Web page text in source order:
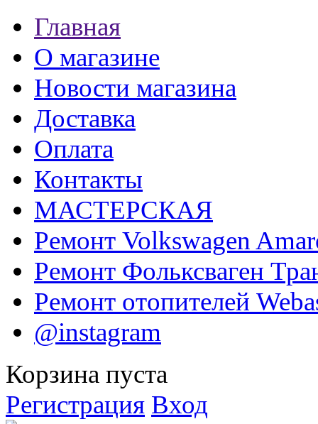
Главная
О магазине
Новости магазина
Доставка
Оплата
Контакты
МАСТЕРСКАЯ
Ремонт Volkswagen
Ремонт Фольксваген
Ремонт отопителей
@instagram
Корзина пуста
Регистрация Вход